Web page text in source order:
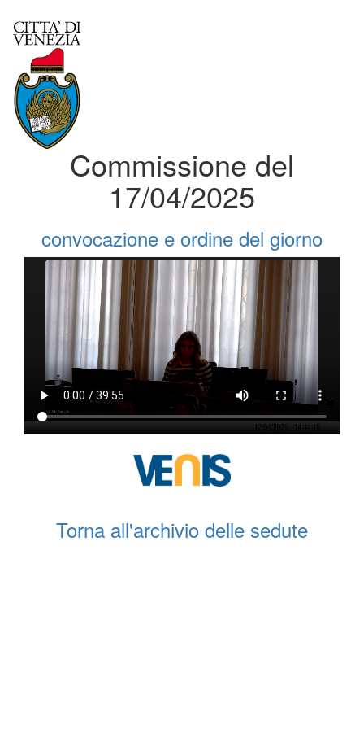
Commissione del
17/04/2025
convocazione e ordine del giorno
Torna all'archivio delle sedute